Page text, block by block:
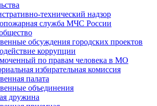
технический надзор
служба МЧС России
обсуждения городских проектов
коррупции
по правам человека в МО
избирательная комиссия
палата
объединения
дружина